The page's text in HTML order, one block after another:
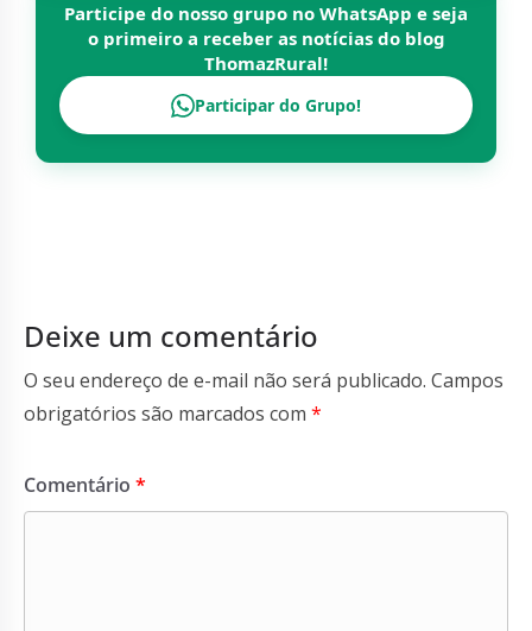
Participe do nosso grupo no WhatsApp e seja
o primeiro a receber as notícias do blog
ThomazRural!
Participar do Grupo!
Deixe um comentário
O seu endereço de e-mail não será publicado. Campos
obrigatórios são marcados com *
Comentário *